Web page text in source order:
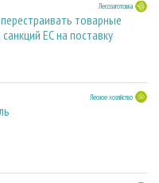
Лесозаготовка
товарные
ЕС на поставку
Лесное хозяйство